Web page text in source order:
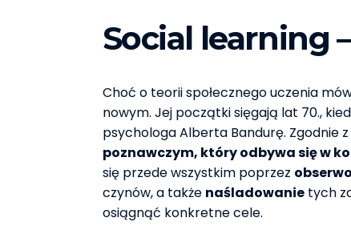
Social learning
Choć o teorii społecznego uczenia
nowym. Jej początki sięgają lat 70.,
psychologa Alberta Bandurę. Zgodnie z
poznawczym, który odbywa się w
się przede wszystkim poprzez
czynów, a także naśladowanie tych
osiągnąć konkretne cele.